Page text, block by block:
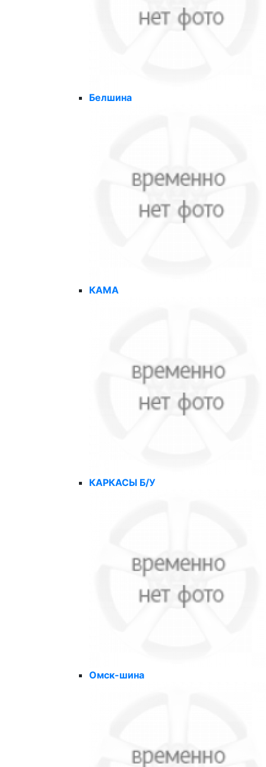
Белшина
КАМА
КАРКАСЫ Б/У
Омск-шина